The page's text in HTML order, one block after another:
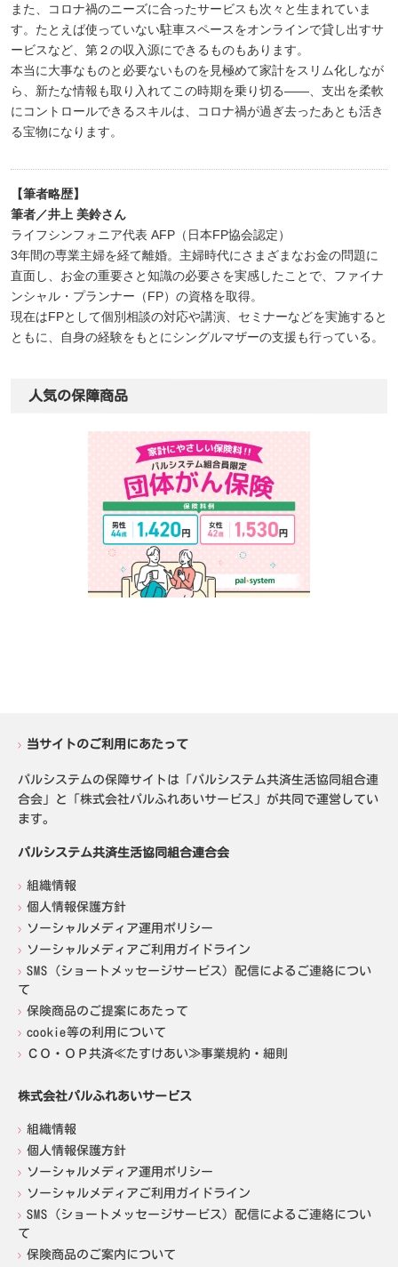
また、コロナ禍のニーズに合ったサービスも次々と生まれていま
す。たとえば使っていない駐車スペースをオンラインで貸し出すサ
ービスなど、第２の収入源にできるものもあります。
本当に大事なものと必要ないものを見極めて家計をスリム化しなが
ら、新たな情報も取り入れてこの時期を乗り切る――、支出を柔軟
にコントロールできるスキルは、コロナ禍が過ぎ去ったあとも活き
る宝物になります。
【筆者略歴】
筆者／井上 美鈴さん
ライフシンフォニア代表 AFP（日本FP協会認定）
3年間の専業主婦を経て離婚。主婦時代にさまざまなお金の問題に
直面し、お金の重要さと知識の必要さを実感したことで、ファイナ
ンシャル・プランナー（FP）の資格を取得。
現在はFPとして個別相談の対応や講演、セミナーなどを実施すると
ともに、自身の経験をもとにシングルマザーの支援も行っている。
人気の保障商品
当サイトのご利用にあたって
パルシステムの保障サイトは「パルシステム共済生活協同組合連
合会」と「株式会社パルふれあいサービス」が共同で運営してい
ます。
パルシステム共済生活協同組合連合会
組織情報
個人情報保護方針
ソーシャルメディア運用ポリシー
ソーシャルメディアご利用ガイドライン
SMS（ショートメッセージサービス）配信によるご連絡につい
て
保険商品のご提案にあたって
cookie等の利用について
ＣＯ・ＯＰ共済≪たすけあい≫事業規約・細則
株式会社パルふれあいサービス
組織情報
個人情報保護方針
ソーシャルメディア運用ポリシー
ソーシャルメディアご利用ガイドライン
SMS（ショートメッセージサービス）配信によるご連絡につい
て
保険商品のご案内について